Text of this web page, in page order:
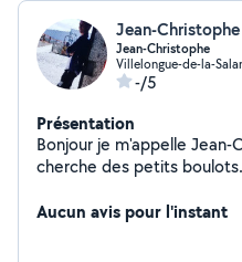
Jean-
Jean-Christophe
Villelongue-de-la-
-/5
Présentation
Bonjour je m'appelle
cherche des petits boulots.
Aucun avis pour l'instant